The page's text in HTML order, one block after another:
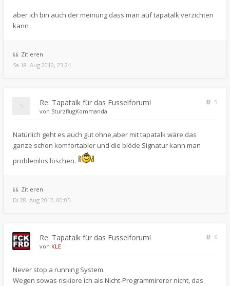
aber ich bin auch der meinung dass man auf tapatalk verzichten
kann
Zitieren
Sa 18. Aug 2012, 23:24
Re: Tapatalk für das Fusselforum!
5
von SturzflugKommanda
Natürlich geht es auch gut ohne,aber mit tapatalk wäre das
ganze schon komfortabler und die blöde Signatur kann man
problemlos löschen.
Zitieren
Di 28. Aug 2012, 00:05
Re: Tapatalk für das Fusselforum!
6
von KLE
Never stop a running System.
Wegen sowas riskiere ich als Nicht-Programmirerer nicht, das